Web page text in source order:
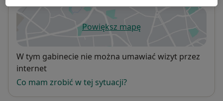
Powiększ mapęotwiera się w nowej karcie
Dostępność
W tym gabinecie nie można umawiać wizyt przez
internet
Co mam zrobić w tej sytuacji?